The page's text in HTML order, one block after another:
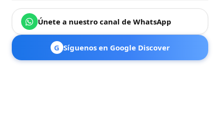
Únete a nuestro canal de WhatsApp
G Síguenos en Google Discover